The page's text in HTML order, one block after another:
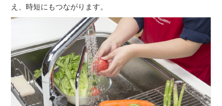
え、時短にもつながります。